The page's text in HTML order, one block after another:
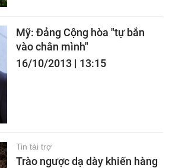
Mỹ: Đảng Cộng hòa "tự bắn
vào chân mình"
16/10/2013 | 13:15
Tin tài trợ
Trào ngược dạ dày khiến hàng